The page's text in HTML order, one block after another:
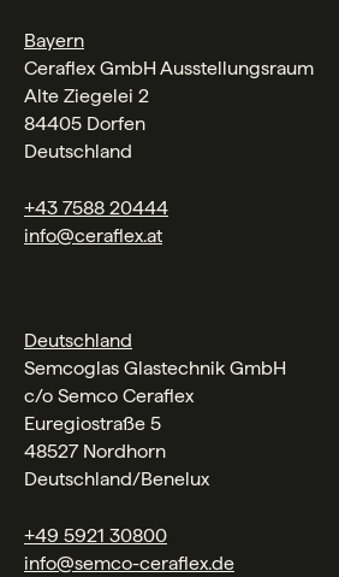
Bayern
Ceraflex GmbH Ausstellungsraum
Alte Ziegelei 2
84405 Dorfen
Deutschland
+43 7588 20444
info@ceraflex.at
Deutschland
Semcoglas Glastechnik GmbH
c/o Semco Ceraflex
Euregiostraße 5
48527 Nordhorn
Deutschland/Benelux
+49 5921 30800
info@semco-ceraflex.de